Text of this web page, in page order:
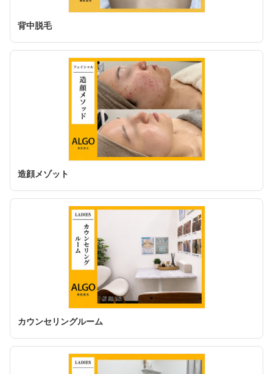
背中脱毛
造顔メゾット
カウンセリングルーム